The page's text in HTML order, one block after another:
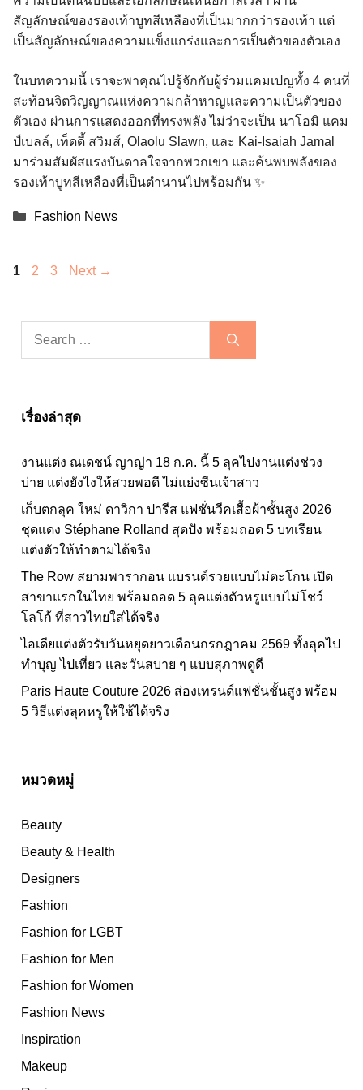
สัญลักษณ์ของรองเท้าบูทสีเหลืองที่เป็นมากกว่ารองเท้า แต่
เป็นสัญลักษณ์ของความแข็งแกร่งและการเป็นตัวของตัวเอง
ในบทความนี้ เราจะพาคุณไปรู้จักกับผู้ร่วมแคมเปญทั้ง 4 คนที่
สะท้อนจิตวิญญาณแห่งความกล้าหาญและความเป็นตัวของ
ตัวเอง ผ่านการแสดงออกที่ทรงพลัง ไม่ว่าจะเป็น นาโอมิ แคม
ป์เบลล์, เท็ดดี้ สวิมส์, Olaolu Slawn, และ Kai-Isaiah Jamal
มาร่วมสัมผัสแรงบันดาลใจจากพวกเขา และค้นพบพลังของ
รองเท้าบูทสีเหลืองที่เป็นตำนานไปพร้อมกัน ✨
Categories
Fashion News
Page
1 Page
2 Page
3 Next →
เรื่องล่าสุด
งานแต่ง ณเดชน์ ญาญ่า 18 ก.ค. นี้ 5 ลุคไปงานแต่งช่วง
บ่าย แต่งยังไงให้สวยพอดี ไม่แย่งซีนเจ้าสาว
เก็บตกลุค ใหม่ ดาวิกา ปารีส แฟชั่นวีคเสื้อผ้าชั้นสูง 2026
ชุดแดง Stéphane Rolland สุดปัง พร้อมถอด 5 บทเรียน
แต่งตัวให้ทำตามได้จริง
The Row สยามพารากอน แบรนด์รวยแบบไม่ตะโกน เปิด
สาขาแรกในไทย พร้อมถอด 5 ลุคแต่งตัวหรูแบบไม่โชว์
โลโก้ ที่สาวไทยใส่ได้จริง
ไอเดียแต่งตัวรับวันหยุดยาวเดือนกรกฎาคม 2569 ทั้งลุคไป
ทำบุญ ไปเที่ยว และวันสบาย ๆ แบบสุภาพดูดี
Paris Haute Couture 2026 ส่องเทรนด์แฟชั่นชั้นสูง พร้อม
5 วิธีแต่งลุคหรูให้ใช้ได้จริง
หมวดหมู่
Beauty
Beauty & Health
Designers
Fashion
Fashion for LGBT
Fashion for Men
Fashion for Women
Fashion News
Inspiration
Makeup